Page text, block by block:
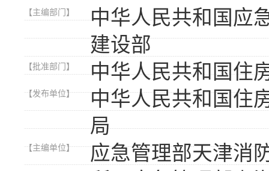
【主编部门】
中华人民共和国应
建设部
【批准部门】 中华人民共和国住
【发布单位】
中华人民共和国住
局
【主编单位】
应急管理部天津消